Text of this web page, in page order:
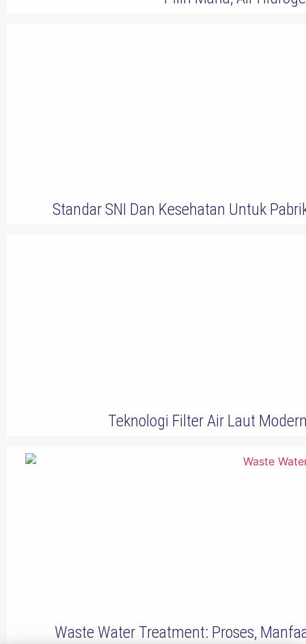
Standar SNI Dan Kesehatan Untuk
Teknologi Filter Air Laut
Waste Water Treatment: Proses,